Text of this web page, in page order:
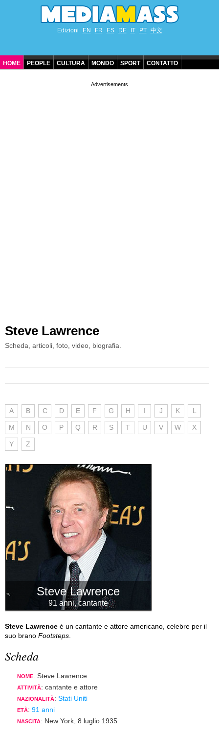
Edizioni EN FR ES DE IT PT 中文
HOME PEOPLE CULTURA MONDO SPORT CONTATTO
Steve Lawrence
Scheda, articoli, foto, video, biografia.
A B C D E F G H I J K L
M N O P Q R S T U V W X
Y Z
Steve Lawrence
91 anni, cantante
Steve Lawrence è un cantante e attore americano, celebre per il
suo brano Footsteps
Scheda
NOME: Steve Lawrence
ATTIVITÀ: cantante e attore
NAZIONALITÀ: Stati Uniti
ETÀ: 91 anni
NASCITA: New York, 8 luglio 1935